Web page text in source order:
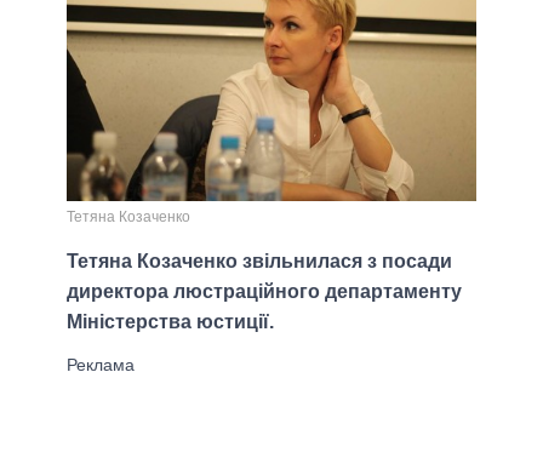
Тетяна Козаченко
Тетяна Козаченко звільнилася з посади
директора люстраційного департаменту
Міністерства юстиції.